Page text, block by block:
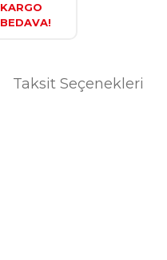
KARGO
BEDAVA!
Taksit Seçenekleri